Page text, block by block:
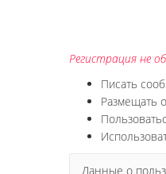
Регистрация не
Писать
Размещать
Данные о